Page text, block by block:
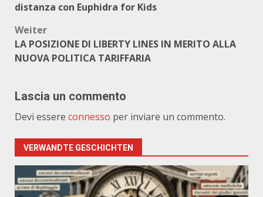
distanza con Euphidra for Kids
Weiter
LA POSIZIONE DI LIBERTY LINES IN MERITO ALLA
NUOVA POLITICA TARIFFARIA
Lascia un commento
Devi essere connesso per inviare un commento.
VERWANDTE GESCHICHTEN